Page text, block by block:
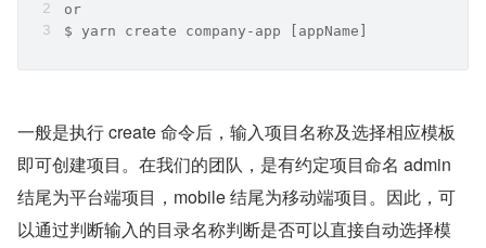
or
$ yarn create company-app [appName]
一般是执行 create 命令后，输入项目名称及选择相应模板
即可创建项目。在我们的团队，是有约定项目命名 admin
结尾为平台端项目，mobile 结尾为移动端项目。因此，可
以通过判断输入的目录名称判断是否可以直接自动选择模